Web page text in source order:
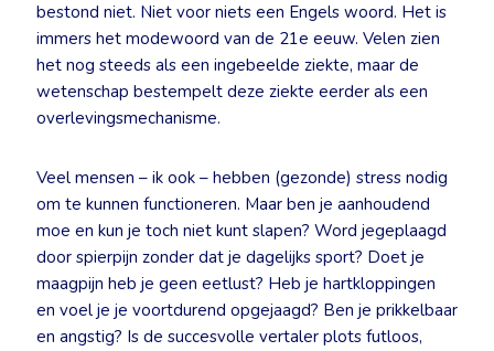
bestond niet. Niet voor niets een Engels woord. Het is
immers het modewoord van de 21e eeuw. Velen zien
het nog steeds als een ingebeelde ziekte, maar de
wetenschap bestempelt deze ziekte eerder als een
overlevingsmechanisme.
Veel mensen – ik ook – hebben (gezonde) stress nodig
om te kunnen functioneren. Maar ben je aanhoudend
moe en kun je toch niet kunt slapen? Word jegeplaagd
door spierpijn zonder dat je dagelijks sport? Doet je
maagpijn heb je geen eetlust? Heb je hartkloppingen
en voel je je voortdurend opgejaagd? Ben je prikkelbaar
en angstig? Is de succesvolle vertaler plots futloos,